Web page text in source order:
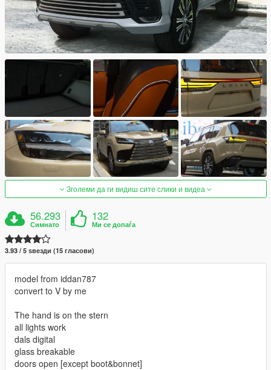
Зголеми да ги видиш сите слики и видеа
56.293
Симнато
132
Ми се допаѓа
3.93 / 5 ѕвезди (15 гласови)
model from iddan787
convert to V by me
The hand is on the stern
all lights work
dals digital
glass breakable
doors open [except boot&bonnet]